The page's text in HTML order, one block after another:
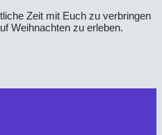
Zeit mit Euch zu verbringen
Weihnachten zu erleben.